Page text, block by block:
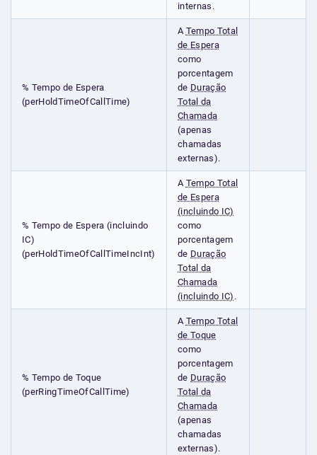
internas.
% Tempo de Espera
(perHoldTimeOfCallTime)
A Tempo Total
de Espera
como
porcentagem
de Duração
Total da
Chamada
(apenas
chamadas
externas).
% Tempo de Espera (incluindo
IC)
(perHoldTimeOfCallTimeIncInt)
A Tempo Total
de Espera
(incluindo IC)
como
porcentagem
de Duração
Total da
Chamada
(incluindo IC) .
% Tempo de Toque
(perRingTimeOfCallTime)
A Tempo Total
de Toque
como
porcentagem
de Duração
Total da
Chamada
(apenas
chamadas
externas).